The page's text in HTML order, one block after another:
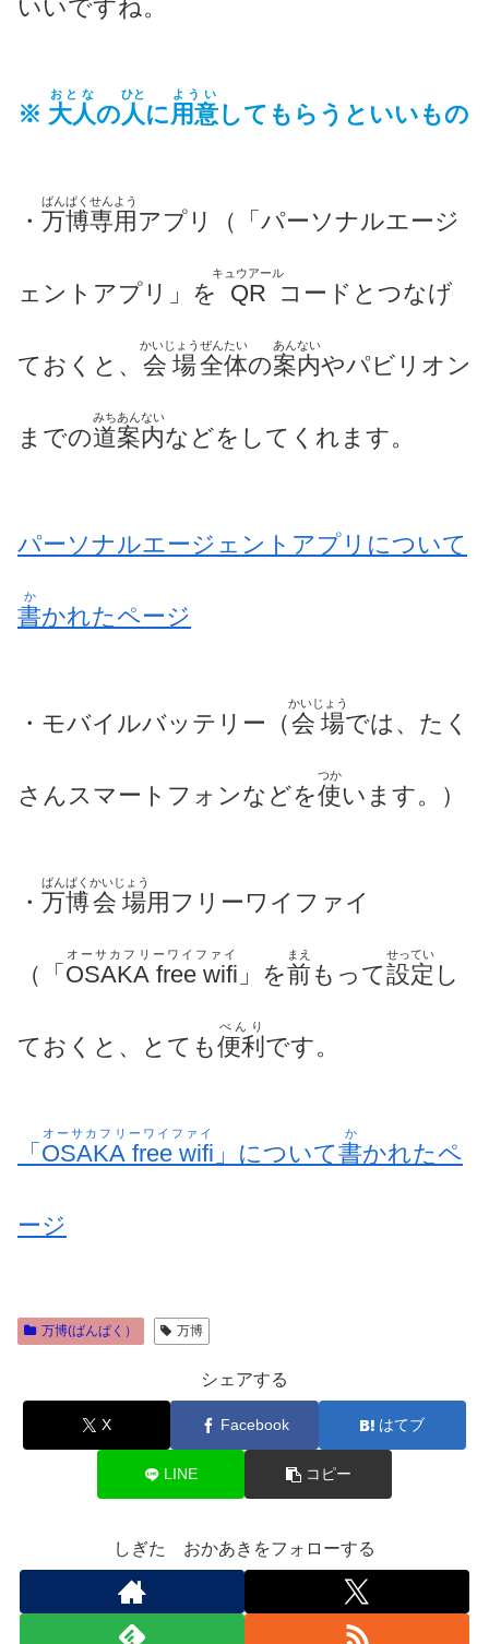
いいですね。
※ 大人
おとな
の人
ひと
に用意
ようい
してもらうといいもの
・ 万博
ばんぱく
専用
せんよう
アプリ（「パーソナルエージ
ェントアプリ」を QR
キュウアール
コードとつなげ
ておくと、 会場
かいじょう
全体
ぜんたい
の案内
あんない
やパビリオン
までの道案内
みちあんない
などをしてくれます。
パーソナルエージェントアプリについて
書
か
かれたページ
・モバイルバッテリー（会場
かいじょう
では、たく
さんスマートフォンなどを使
つか
います。）
・ 万博
ばんぱく
会場
かいじょう
用フリーワイファイ
（「 OSAKA free wifi
オーサカフリーワイファイ
」を前
まえ
もって設定
せってい
し
ておくと、 とても便利
べんり
です。
「 OSAKA free wifi
オーサカフリーワイファイ
」について書
か
かれたペ
ージ
万博(ばんぱく） 万博
シェアする
X Facebook はてブ
LINE コピー
しぎた おかあきをフォローする